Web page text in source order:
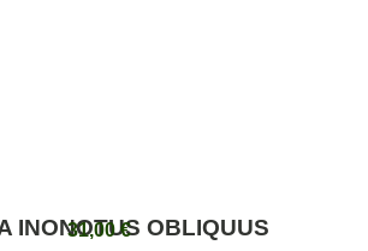
INONOTUS OBLIQUUS
31,00€